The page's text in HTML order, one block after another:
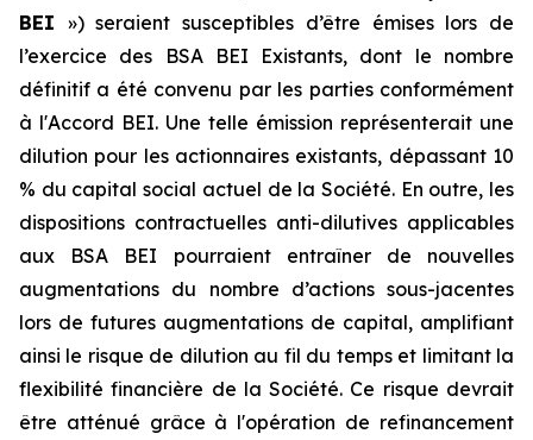
BEI ») seraient susceptibles d’être émises lors de
l’exercice des BSA BEI Existants, dont le nombre
définitif a été convenu par les parties conformément
à l'Accord BEI. Une telle émission représenterait une
dilution pour les actionnaires existants, dépassant 10
% du capital social actuel de la Société. En outre, les
dispositions contractuelles anti-dilutives applicables
aux BSA BEI pourraient entraîner de nouvelles
augmentations du nombre d’actions sous-jacentes
lors de futures augmentations de capital, amplifiant
ainsi le risque de dilution au fil du temps et limitant la
flexibilité financière de la Société. Ce risque devrait
être atténué grâce à l'opération de refinancement